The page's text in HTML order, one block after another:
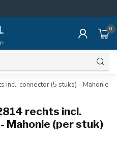
0
incl. connector (5 stuks) - Mahonie
rechts incl.
Mahonie (per stuk)